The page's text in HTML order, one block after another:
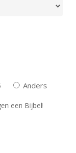
Anders
een Bijbel!